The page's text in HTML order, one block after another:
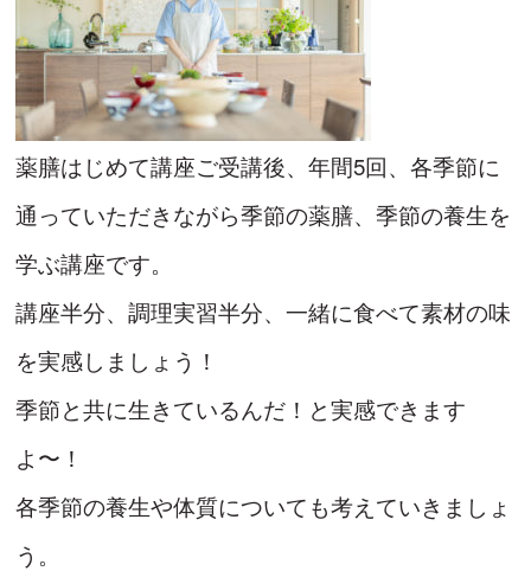
薬膳はじめて講座ご受講後、年間5回、各季節に
通っていただきながら季節の薬膳、季節の養生を
学ぶ講座です。
講座半分、調理実習半分、一緒に食べて素材の味
を実感しましょう！
季節と共に生きているんだ！と実感できます
よ〜！
各季節の養生や体質についても考えていきましょ
う。